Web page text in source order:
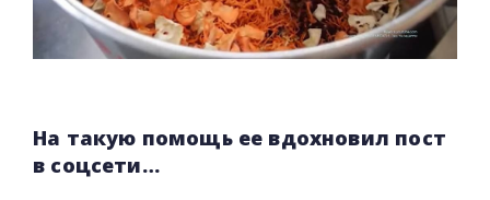
На такую помощь ее вдохновил пост
в соцсети…